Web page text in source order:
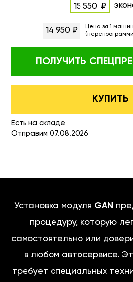
15 550
14 950 ₽
Цена за 1
ПОЛУЧИТЬ
КУПИТЬ
Есть на складе
Отправим 07.08.2026
Установка модуля GAN
процедуру, которую
самостоятельно или
в любом автосервисе.
требует специальных